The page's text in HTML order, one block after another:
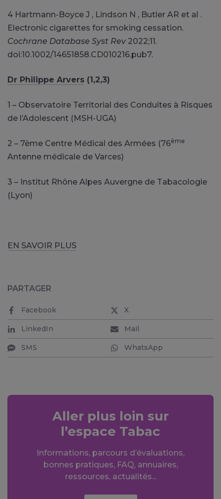
4 Hartmann-Boyce J , Lindson N , Butler AR et al .
Electronic cigarettes for smoking cessation.
Cochrane Database Syst Rev2022;11.
doi:10.1002/14651858.CD010216.pub7.
Dr Philippe Arvers (1,2,3)
1 – Observatoire Territorial des Conduites à Risques
de l’Adolescent (MSH-UGA)
2 – 7ème Centre Médical des Armées (76ème
Antenne médicale de Varces)
3 – Institut Rhône Alpes Auvergne de Tabacologie
(Lyon)
EN SAVOIR PLUS
PARTAGER
Facebook X
LinkedIn Mail
SMS WhatsApp
Aller plus loin sur
l’espace Tabac
Informations, parcours d’évaluations,
bonnes pratiques, FAQ, annuaires,
ressources, actualités...